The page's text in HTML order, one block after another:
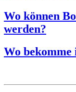
Wo können
werden?
Wo